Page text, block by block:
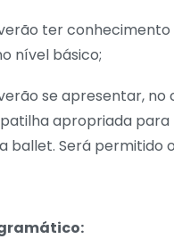
ter
nível básico;
se apresentar,
apropriada
ballet. Será permitido o